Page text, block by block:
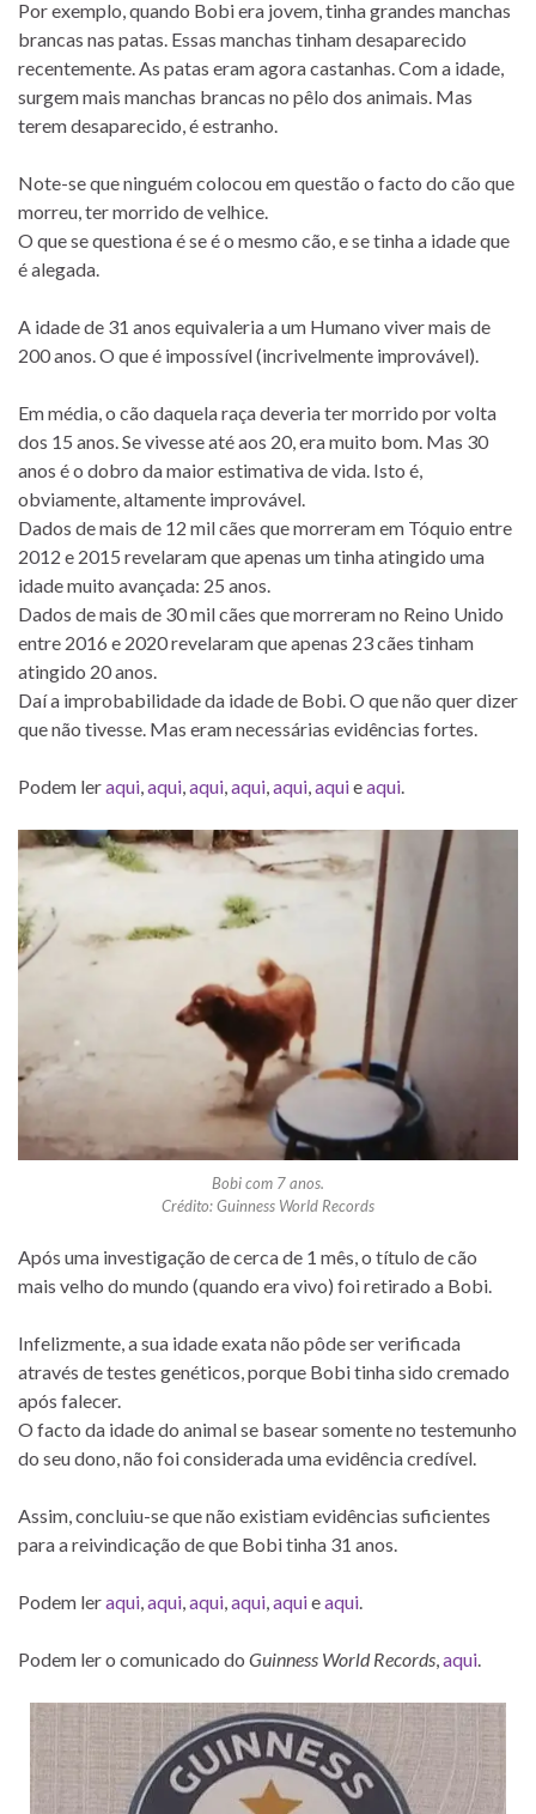
Por exemplo, quando Bobi era jovem, tinha grandes manchas
brancas nas patas. Essas manchas tinham desaparecido
recentemente. As patas eram agora castanhas. Com a idade,
surgem mais manchas brancas no pêlo dos animais. Mas
terem desaparecido, é estranho.
Note-se que ninguém colocou em questão o facto do cão que
morreu, ter morrido de velhice.
O que se questiona é se é o mesmo cão, e se tinha a idade que
é alegada.
A idade de 31 anos equivaleria a um Humano viver mais de
200 anos. O que é impossível (incrivelmente improvável).
Em média, o cão daquela raça deveria ter morrido por volta
dos 15 anos. Se vivesse até aos 20, era muito bom. Mas 30
anos é o dobro da maior estimativa de vida. Isto é,
obviamente, altamente improvável.
Dados de mais de 12 mil cães que morreram em Tóquio entre
2012 e 2015 revelaram que apenas um tinha atingido uma
idade muito avançada: 25 anos.
Dados de mais de 30 mil cães que morreram no Reino Unido
entre 2016 e 2020 revelaram que apenas 23 cães tinham
atingido 20 anos.
Daí a improbabilidade da idade de Bobi. O que não quer dizer
que não tivesse. Mas eram necessárias evidências fortes.
Podem leraqui aqui aqui aqui aqui aquieaqui
Bobi com 7 anos.
Crédito: Guinness World Records
Após uma investigação de cerca de 1 mês, o título de cão
mais velho do mundo (quando era vivo) foi retirado a Bobi.
Infelizmente, a sua idade exata não pôde ser verificada
através de testes genéticos, porque Bobi tinha sido cremado
após falecer.
O facto da idade do animal se basear somente no testemunho
do seu dono, não foi considerada uma evidência credível.
Assim, concluiu-se que não existiam evidências suficientes
para a reivindicação de que Bobi tinha 31 anos.
Podem leraqui aqui aqui aqui aquieaqui
Podem ler o comunicado do Guinness World Records aqui